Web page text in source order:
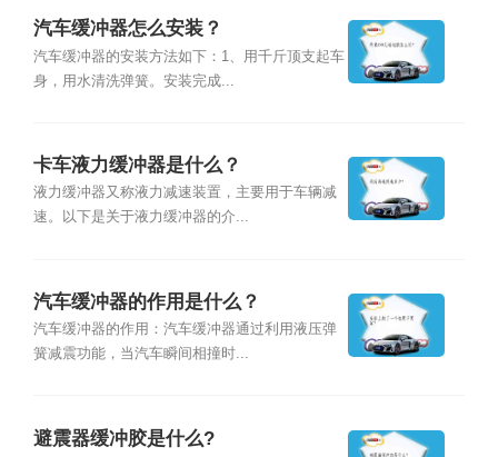
汽车缓冲器怎么安装？
汽车缓冲器的安装方法如下：1、用千斤顶支起车
身，用水清洗弹簧。安装完成...
卡车液力缓冲器是什么？
液力缓冲器又称液力减速装置，主要用于车辆减
速。以下是关于液力缓冲器的介...
汽车缓冲器的作用是什么？
汽车缓冲器的作用：汽车缓冲器通过利用液压弹
簧减震功能，当汽车瞬间相撞时...
避震器缓冲胶是什么?